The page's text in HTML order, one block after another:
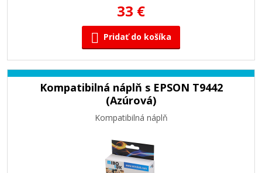
33 €
Pridať do košíka
Kompatibilná náplň s EPSON T9442
(Azúrová)
Kompatibilná náplň